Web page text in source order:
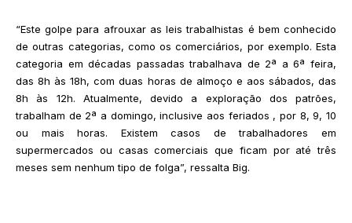
“Este golpe para afrouxar as leis trabalhistas é bem conhecido
de outras categorias, como os comerciários, por exemplo. Esta
categoria em décadas passadas trabalhava de 2ª a 6ª feira,
das 8h às 18h, com duas horas de almoço e aos sábados, das
8h às 12h. Atualmente, devido a exploração dos patrões,
trabalham de 2ª a domingo, inclusive aos feriados , por 8, 9, 10
ou mais horas. Existem casos de trabalhadores em
supermercados ou casas comerciais que ficam por até três
meses sem nenhum tipo de folga”, ressalta Big.